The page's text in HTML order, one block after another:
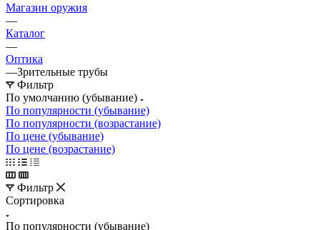
Магазин оружия
—
Каталог
—
Оптика
—Зрительные трубы
Фильтр
По умолчанию (убывание)
По популярности (убывание)
По популярности (возрастание)
По цене (убывание)
По цене (возрастание)
Фильтр
Сортировка
По популярности (убывание)